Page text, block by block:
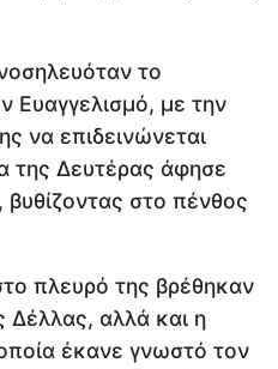
το
Ευαγγελισμό, με την
να επιδεινώνεται
της Δευτέρας άφησε
βυθίζοντας στο πένθος
πλευρό της βρέθηκαν
Δέλλας, αλλά και η
έκανε γνωστό τον